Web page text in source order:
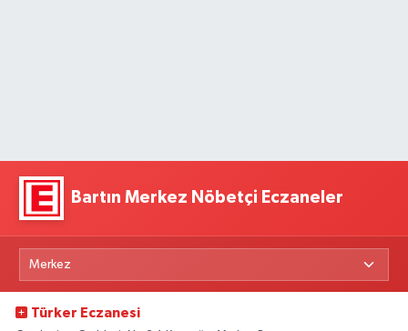
Bartın Merkez Nöbetçi Eczaneler
Türker Eczanesi